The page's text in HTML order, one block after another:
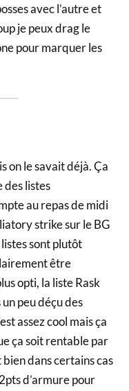
avec l’autre et
je peux drag le
pour marquer les
on le savait déjà. Ça
des listes
au repas de midi
strike sur le BG
sont plutôt
être
opti, la liste Rask
peu déçu des
assez cool mais ça
ça soit rentable par
dans certains cas
d’armure pour